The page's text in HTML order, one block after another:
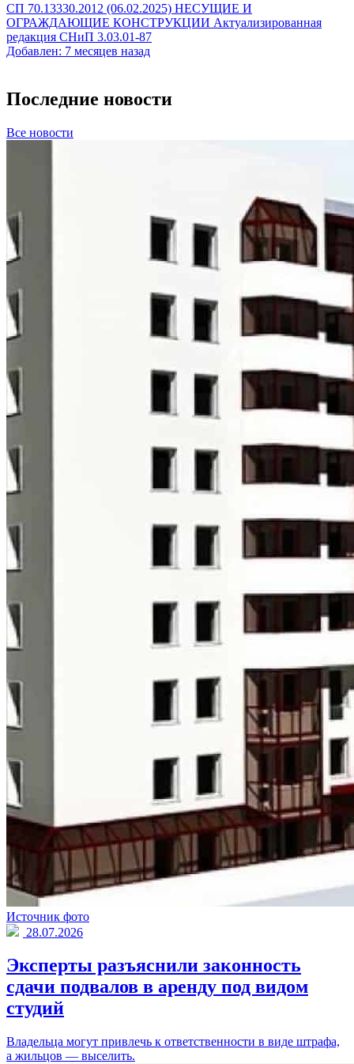
СП 70.13330.2012 (06.02.2025) НЕСУЩИЕ И
ОГРАЖДАЮЩИЕ КОНСТРУКЦИИ Актуализированная
редакция СНиП 3.03.01-87
Добавлен: 7 месяцев назад
Последние новости
Все новости
Источник фото
28.07.2026
Эксперты разъяснили законность
сдачи подвалов в аренду под видом
студий
Владельца могут привлечь к ответственности в виде штрафа,
а жильцов — выселить.